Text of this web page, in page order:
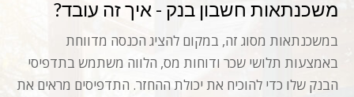
משכנתאות חשבון בנק - איך זה עובד?
במשכנתאות מסוג זה, במקום להציג הכנסה מדווחת
באמצעות תלושי שכר ודוחות מס, הלווה משתמש בתדפיסי
הבנק שלו כדי להוכיח את יכולת ההחזר. התדפיסים מראים את